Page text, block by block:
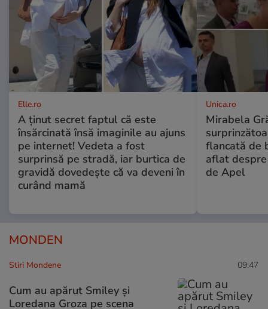
Elle.ro
A ținut secret faptul că este
însărcinată însă imaginile au ajuns
pe internet! Vedeta a fost
surprinsă pe stradă, iar burtica de
gravidă dovedește că va deveni în
curând mamă
Unica.ro
Mirabela
flancată de
aflat
de Apel
MONDEN
Stiri Mondene 09:47
Cum au apărut Smiley și
Loredana Groza pe scena